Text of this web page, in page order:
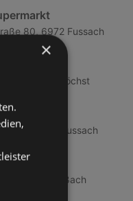
80, 6972 Fussach
6, 6973 Höchst
GmbH
84, 6972 Fussach
46, 6972 Fußach
×